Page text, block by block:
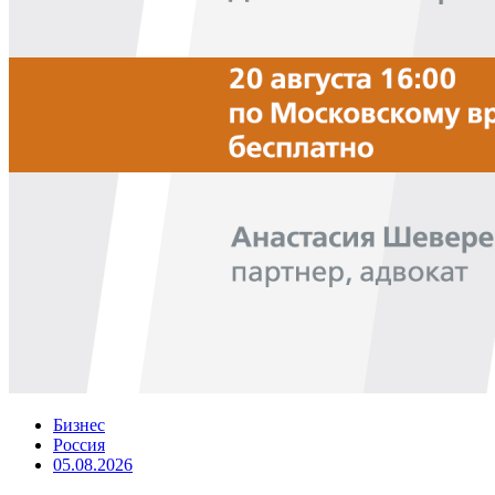
Бизнес
Россия
05.08.2026